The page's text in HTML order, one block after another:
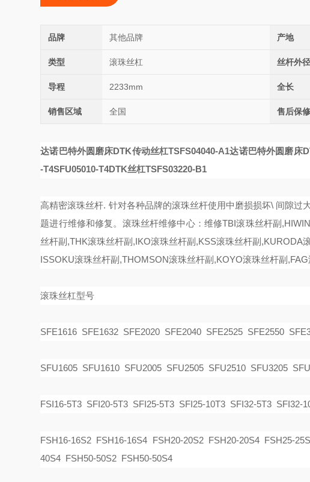
品牌 其他品牌 产地
类型 滚珠丝杠 丝杆外径
导程 2233mm 全长
销售区域 全国 售后保
达诺巴特外圆磨床DTK传动丝杠TSFS04040-A1达诺巴特外圆磨床
-T4SFU05010-T4DTK丝杠TSFS03220-B1
高精密滚珠丝杆. 针对各种品牌的滚珠丝杆使用中磨损损坏\ 间隙过
题进行维修和修复。 滚珠丝杆维修中心：维修TBI滚珠丝杆副
丝杆副,THK滚珠丝杆副,IKO滚珠丝杆副,KSS滚珠丝杆副
ISSOKU滚珠丝杆副,THOMSON滚珠丝杆副,KOYO滚珠丝杆副,FAG
滚珠丝杠型号
SFE1616 SFE1632 SFE2020 SFE2040 SFE2525 SFE2550
SFU1605 SFU1610 SFU2005 SFU2505 SFU2510 SFU3205
FSI16-5T3 SFI20-5T3 SFI25-5T3 SFI25-10T3 SFI32-5T3 SFI32-
FSH16-16S2 FSH16-16S4 FSH20-20S2 FSH20-20S4 FSH25-
40S4 FSH50-50S2 FSH50-50S4